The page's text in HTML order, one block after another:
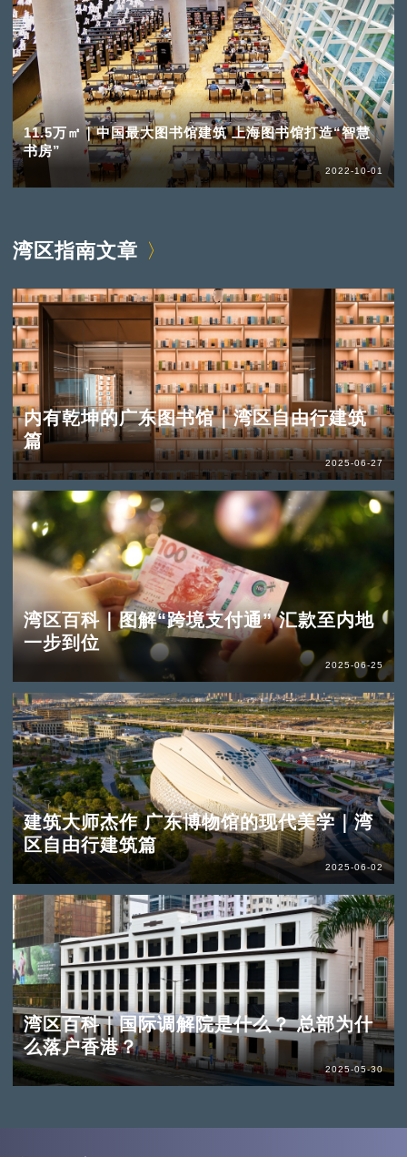
11.5万㎡｜中国最大图书馆建筑 上海图书馆打造“智慧
书房”
2022-10-01
湾区指南文章
内有乾坤的广东图书馆｜湾区自由行建筑
篇
2025-06-27
湾区百科｜图解“跨境支付通” 汇款至内地
一步到位
2025-06-25
建筑大师杰作 广东博物馆的现代美学｜湾
区自由行建筑篇
2025-06-02
湾区百科｜国际调解院是什么？ 总部为什
么落户香港？
2025-05-30